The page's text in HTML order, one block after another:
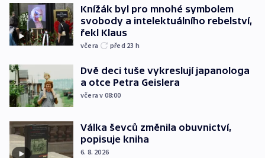
Knížák byl pro mnohé symbolem
svobody a intelektuálního rebelství,
řekl Klaus
včera před 23 h
Dvě deci tuše vykreslují japanologa
a otce Petra Geislera
včera v 08:00
Válka ševců změnila obuvnictví,
popisuje kniha
6. 8. 2026